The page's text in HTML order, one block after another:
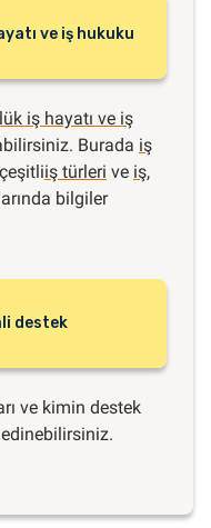
ve iş hukuku
iş hayatı ve iş
Burada iş
iş türleri ve iş,
bilgiler
destek
ve kimin destek